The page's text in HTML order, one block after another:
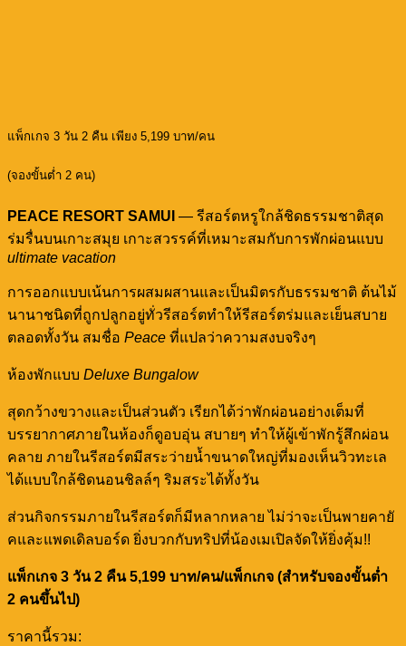
แพ็กเกจ 3 วัน 2 คืน เพียง 5,199 บาท/คน
(จองขั้นต่ำ 2 คน)
PEACE RESORT SAMUI — รีสอร์ตหรูใกล้ชิดธรรมชาติสุด
ร่มรื่นบนเกาะสมุย เกาะสวรรค์ที่เหมาะสมกับการพักผ่อนแบบ
ultimate vacation
การออกแบบเน้นการผสมผสานและเป็นมิตรกับธรรมชาติ ต้นไม้
นานาชนิดที่ถูกปลูกอยู่ทั่วรีสอร์ตทำให้รีสอร์ตร่มและเย็นสบาย
ตลอดทั้งวัน สมชื่อ Peace ที่แปลว่าความสงบจริงๆ
ห้องพักแบบ Deluxe Bungalow
สุดกว้างขวางและเป็นส่วนตัว เรียกได้ว่าพักผ่อนอย่างเต็มที่
บรรยากาศภายในห้องก็ดูอบอุ่น สบายๆ ทำให้ผู้เข้าพักรู้สึกผ่อน
คลาย ภายในรีสอร์ตมีสระว่ายน้ำขนาดใหญ่ที่มองเห็นวิวทะเล
ได้แบบใกล้ชิดนอนชิลล์ๆ ริมสระได้ทั้งวัน
️ส่วนกิจกรรมภายในรีสอร์ตก็มีหลากหลาย ไม่ว่าจะเป็นพายคายั
คและแพดเดิลบอร์ด ยิ่งบวกกับทริปที่น้องเมเปิลจัดให้ยิ่งคุ้ม!!
แพ็กเกจ 3 วัน 2 คืน 5,199 บาท/คน/แพ็กเกจ (สำหรับจองขั้นต่ำ
2 คนขึ้นไป)
ราคานี้รวม: